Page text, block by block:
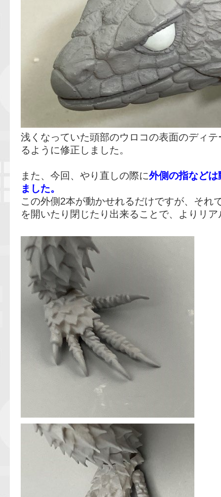
浅くなっていた頭部のウロコの表面のディ
るように修正しました。
また、今回、やり直しの際に外側の指など
ました。
この外側2本が動かせれるだけですが、それ
を開いたり閉じたり出来ることで、よりリ